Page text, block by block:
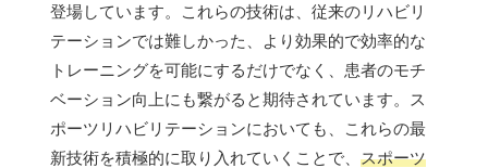
登場しています。これらの技術は、従来のリハビリ
テーションでは難しかった、より効果的で効率的な
トレーニングを可能にするだけでなく、患者のモチ
ベーション向上にも繋がると期待されています。ス
ポーツリハビリテーションにおいても、これらの最
新技術を積極的に取り入れていくことで、 スポーツ